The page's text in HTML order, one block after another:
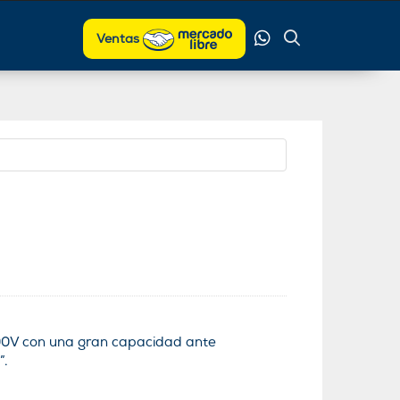
Ventas
con una gran capacidad ante